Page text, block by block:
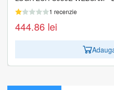
1 recenzie
444.86 lei
1 recenzie
1.573.42lei